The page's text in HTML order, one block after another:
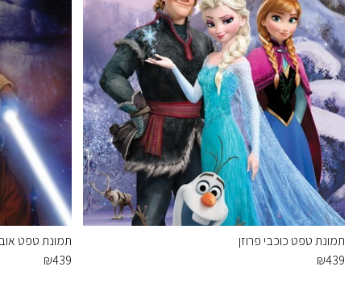
תמונת טפט כוכבי פרוזן
₪439
תמונת טפט אובי
₪439